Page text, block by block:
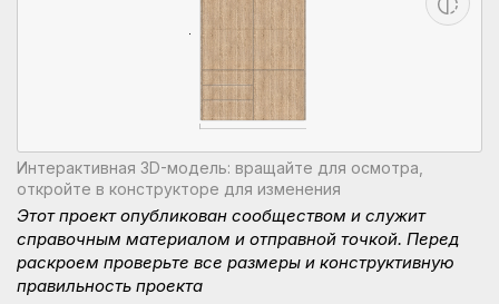
Интерактивная 3D-модель: вращайте для осмотра,
откройте в конструкторе для изменения
Этот проект опубликован сообществом и служит
справочным материалом и отправной точкой. Перед
раскроем проверьте все размеры и конструктивную
правильность проекта